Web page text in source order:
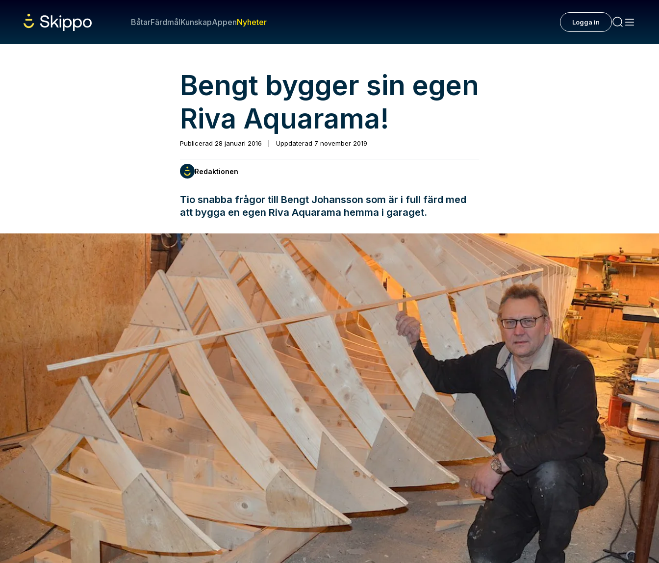
BåtarFärdmålKunskapAppenNyheter Logga in
Bengt bygger sin egen
Riva Aquarama!
Publicerad 28 januari 2016 Uppdaterad 7 november 2019
Redaktionen
Tio snabba frågor till Bengt Johansson som är i full färd med
att bygga en egen Riva Aquarama hemma i garaget.